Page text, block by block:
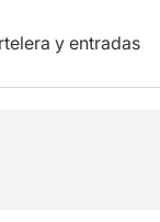
y entradas